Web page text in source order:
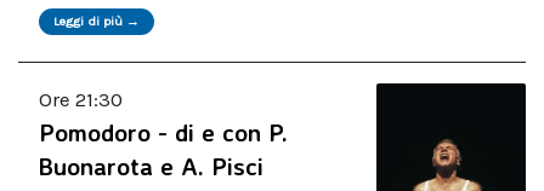
Leggi di più →
Ore 21:30
Pomodoro - di e con P.
Buonarota e A. Pisci